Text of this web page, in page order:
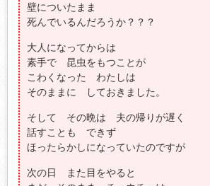
壁についたまま
死んでいるんだろうか？？？
大人になってからは
素手で 昆虫をもつことが
こわくなった わたしは
そのままに しておきました。
そして その晩は 夫の帰りが遅く
話すことも できず
ほったらかしになっていたのですが
次の日 また目をやると